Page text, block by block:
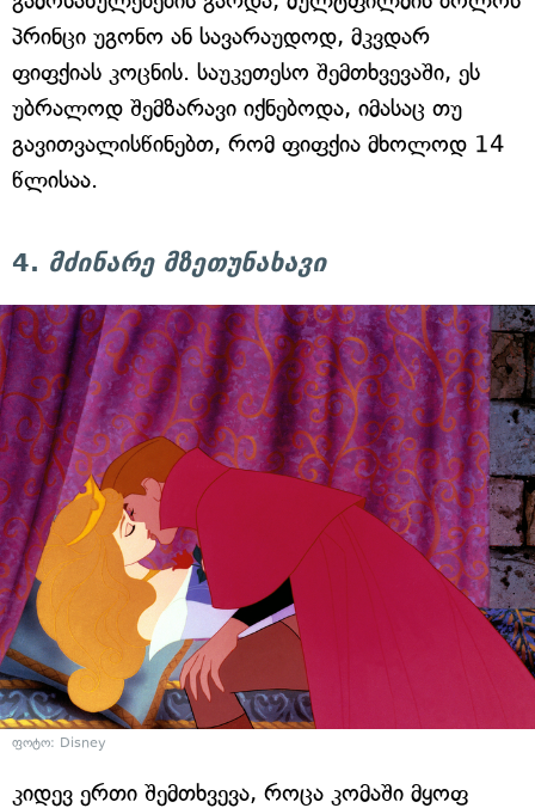
პრინცი უგონო ან სავარაუდოდ, მკვდარ
ფიფქიას კოცნის. საუკეთესო შემთხვევაში, ეს
უბრალოდ შემზარავი იქნებოდა, იმასაც თუ
გავითვალისწინებთ, რომ ფიფქია მხოლოდ 14
წლისაა.
4. მძინარე მზეთუნახავი
ფოტო: Disney
კიდევ ერთი შემთხვევა, როცა კომაში მყოფ